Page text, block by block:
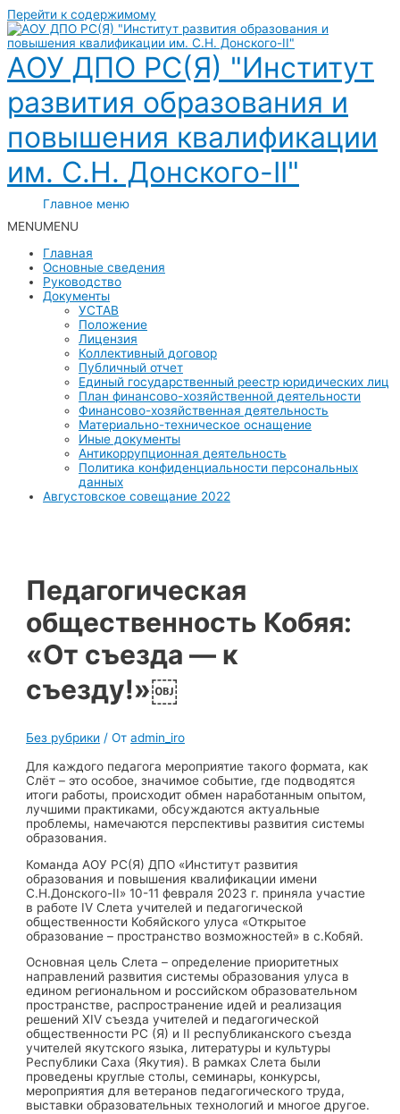
Перейти к содержимому
АОУ ДПО РС(Я) "Институт
развития образования и
повышения квалификации
им. С.Н. Донского-II"
Главное меню
MENUMENU
Главная
Основные сведения
Руководство
Документы
УСТАВ
Положение
Лицензия
Коллективный договор
Публичный отчет
Единый государственный реестр юридических лиц
План финансово-хозяйственной деятельности
Финансово-хозяйственная деятельность
Материально-техническое оснащение
Иные документы
Антикоррупционная деятельность
Политика конфиденциальности персональных
данных
Августовское совещание 2022
Педагогическая
общественность Кобяя:
«От съезда — к
съезду!»￼
Без рубрики / От admin_iro
Для каждого педагога мероприятие такого формата, как
Слёт – это особое, значимое событие, где подводятся
итоги работы, происходит обмен наработанным опытом,
лучшими практиками, обсуждаются актуальные
проблемы, намечаются перспективы развития системы
образования.
Команда АОУ РС(Я) ДПО «Институт развития
образования и повышения квалификации имени
С.Н.Донского-II» 10-11 февраля 2023 г. приняла участие
в работе IV Слета учителей и педагогической
общественности Кобяйского улуса «Открытое
образование – пространство возможностей» в с.Кобяй.
Основная цель Слета – определение приоритетных
направлений развития системы образования улуса в
едином региональном и российском образовательном
пространстве, распространение идей и реализация
решений XIV съезда учителей и педагогической
общественности РС (Я) и II республиканского съезда
учителей якутского языка, литературы и культуры
Республики Саха (Якутия). В рамках Слета были
проведены круглые столы, семинары, конкурсы,
мероприятия для ветеранов педагогического труда,
выставки образовательных технологий и многое другое.